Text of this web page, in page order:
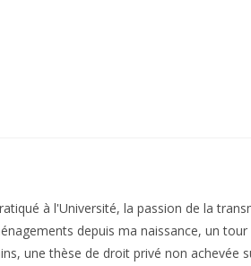
à l'Université, la passion de la
depuis ma naissance, un
une thèse de droit privé non